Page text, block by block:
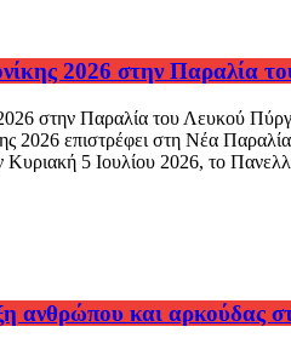
2026 στην Παραλία
στην Παραλία του Λευκού
2026 επιστρέφει στη Νέα
5 Ιουλίου 2026, το
ανθρώπου και αρκούδας